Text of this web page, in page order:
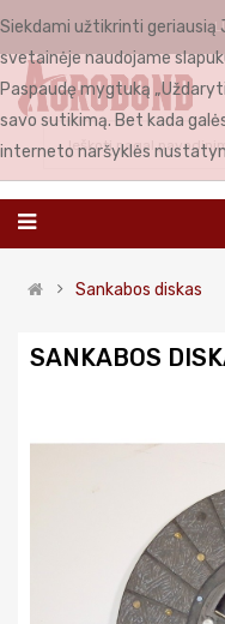
Sankabos diskas
SANKABOS
Siekdami užtikrinti
svetainėje naudojame
Paspaudę mygtuką
savo sutikimą. Bet kada
interneto naršyklės